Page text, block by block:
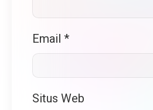
Email *
Situs Web